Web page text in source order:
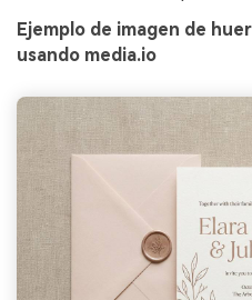
Ejemplo de imagen de
usando media.io